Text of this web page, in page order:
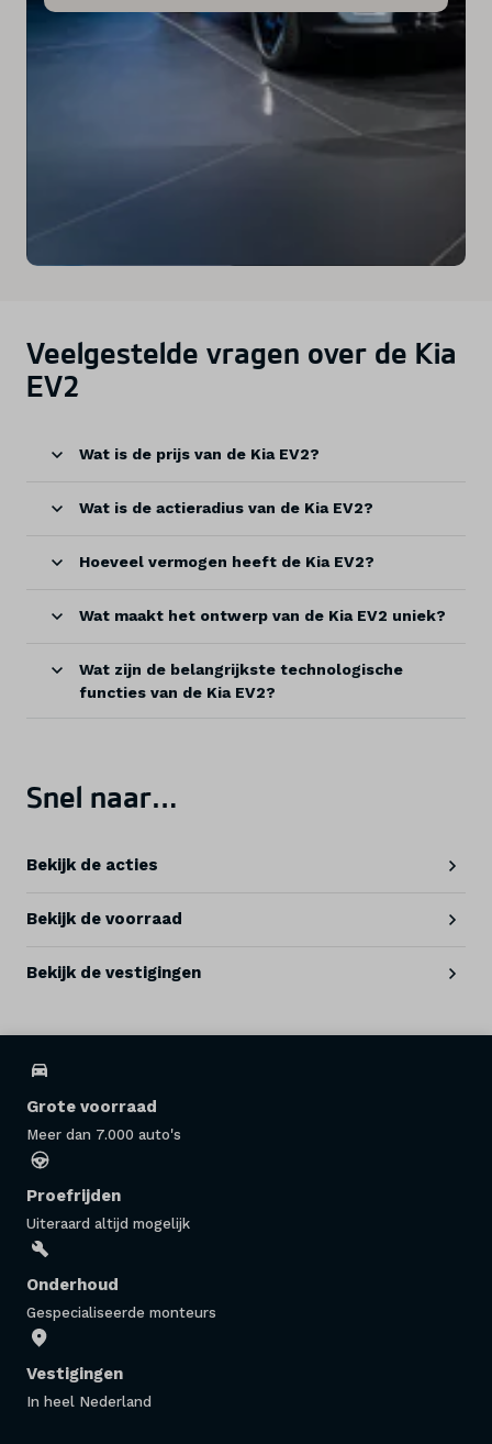
Veelgestelde vragen over de Kia
EV2
Wat is de prijs van de Kia EV2?
Wat is de actieradius van de Kia EV2?
Hoeveel vermogen heeft de Kia EV2?
Wat maakt het ontwerp van de Kia EV2 uniek?
Wat zijn de belangrijkste technologische
functies van de Kia EV2?
Snel naar…
Bekijk de acties
Bekijk de voorraad
Bekijk de vestigingen
Grote voorraad
Meer dan 7.000 auto's
Proefrijden
Uiteraard altijd mogelijk
Onderhoud
Gespecialiseerde monteurs
Vestigingen
In heel Nederland